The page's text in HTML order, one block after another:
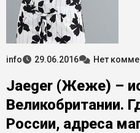
info 29.06.2016 Нет
Jaeger (Жеже) –
Великобритании.
России, адреса